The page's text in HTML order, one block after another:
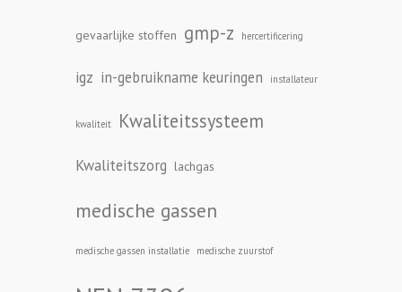
gevaarlijke stoffen gmp-z hercertificering
igz in-gebruikname keuringen installateur
kwaliteit Kwaliteitssysteem
Kwaliteitszorg lachgas
medische gassen
medische gassen installatie medische zuurstof